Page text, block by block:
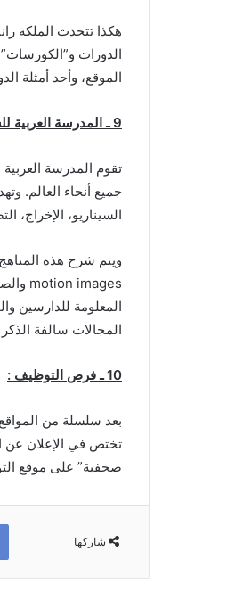
هكذا تتحدث الملكة
الموقع، وأحد أمثلة
9 ـ المدرسة العربية للسينما والتلفزيون :
تقوم المدرسة العربية
جميع أنحاء العالم.
السيناريو، الإخراج،
المعلومة للدارسين
المجالات سالفة
10 ـ فرص التوظيف :
بعد سلسلة من
تختص في الإعلان عن
صحفية” على موقع
شاركها